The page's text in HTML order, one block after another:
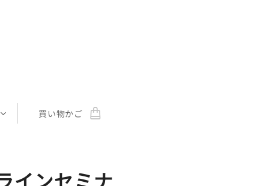
買い物かご
インセミナ